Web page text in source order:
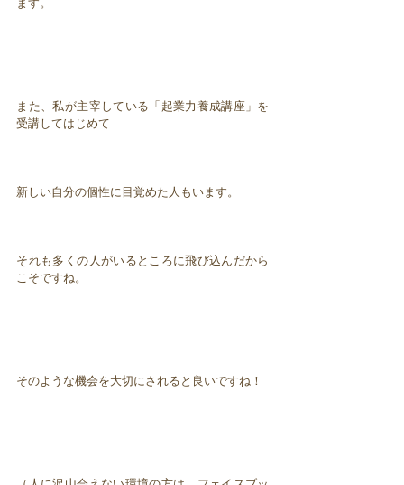
ます。
また、私が主宰している「起業力養成講座」を
受講してはじめて
新しい自分の個性に目覚めた人もいます。
それも多くの人がいるところに飛び込んだから
こそですね。
そのような機会を大切にされると良いですね！